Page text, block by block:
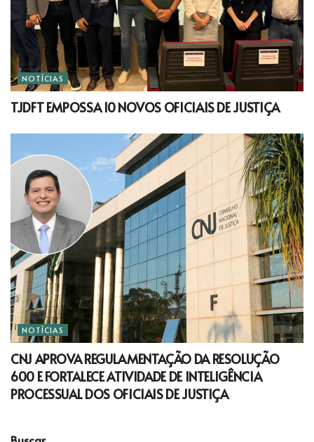
NOTÍCIAS
TJDFT EMPOSSA 10 NOVOS OFICIAIS DE JUSTIÇA
NOTÍCIAS
CNJ APROVA REGULAMENTAÇÃO DA RESOLUÇÃO
600 E FORTALECE ATIVIDADE DE INTELIGÊNCIA
PROCESSUAL DOS OFICIAIS DE JUSTIÇA